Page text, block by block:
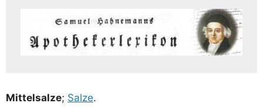
Mit­tel­sal­ze; Sal­ze.